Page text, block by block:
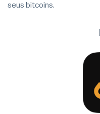
seus bitcoins.